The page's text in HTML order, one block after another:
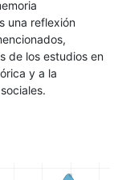
una reflexión
de los estudios en
y a la